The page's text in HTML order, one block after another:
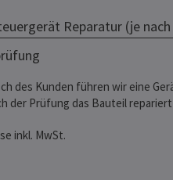
Reparatur (je
des Kunden führen wir eine
der Prüfung das Bauteil
inkl. MwSt.